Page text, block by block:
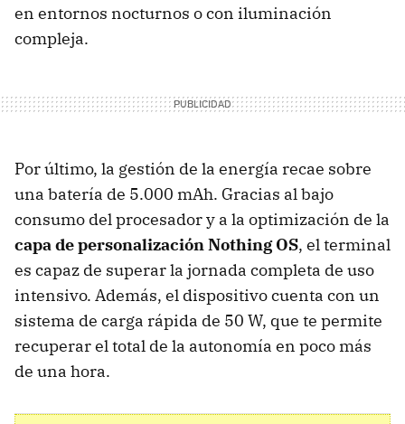
en entornos nocturnos o con iluminación
compleja.
Por último, la gestión de la energía recae sobre
una batería de 5.000 mAh. Gracias al bajo
consumo del procesador y a la optimización de la
capa de personalización Nothing OS, el terminal
es capaz de superar la jornada completa de uso
intensivo. Además, el dispositivo cuenta con un
sistema de carga rápida de 50 W, que te permite
recuperar el total de la autonomía en poco más
de una hora.